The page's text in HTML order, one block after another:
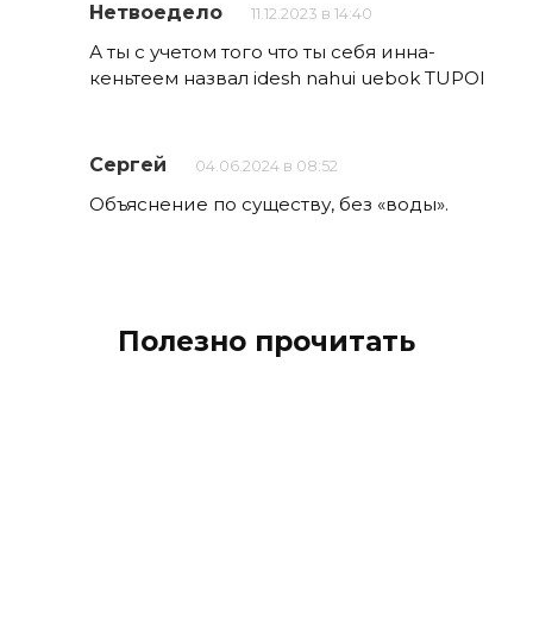
Нетвоедело 11.12.2023 в 14:40
А ты с учетом того что ты себя инна-
кеньтеем назвал idesh nahui uebok TUPOI
Сергей 04.06.2024 в 08:52
Объяснение по существу, без «воды».
Полезно прочитать